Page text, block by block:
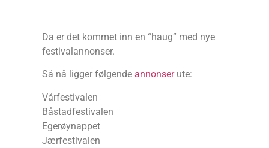
Da er det kommet inn en “haug” med nye
festivalannonser.
Så nå ligger følgende annonserute:
Vårfestivalen
Båstadfestivalen
Egerøynappet
Jærfestivalen